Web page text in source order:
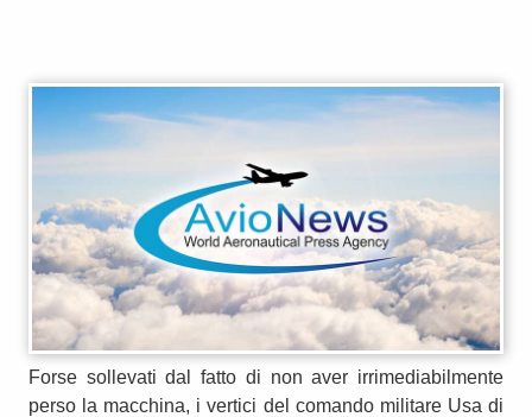
Forse sollevati dal fatto di non aver irrimediabilmente
perso la macchina, i vertici del comando militare Usa di